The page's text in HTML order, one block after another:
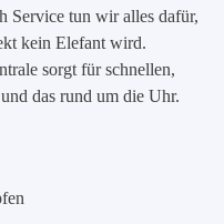
Service tun wir alles dafür,
kein Elefant wird.
sorgt für schnellen,
das rund um die Uhr.